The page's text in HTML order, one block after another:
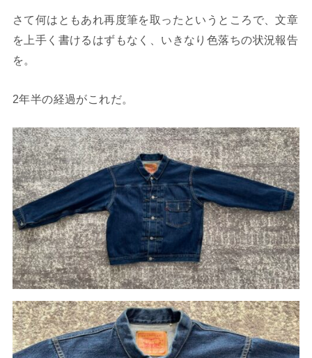
さて何はともあれ再度筆を取ったというところで、文章
を上手く書けるはずもなく、いきなり色落ちの状況報告
を。
2年半の経過がこれだ。